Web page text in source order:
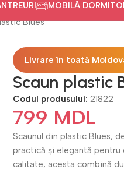
MOBILĂ
Blues
Livrare în toată
Scaun plastic
Codul produsului: 21822
799 MDL
Scaunul din plastic Blues,
practică și elegantă pentru
calitate, acesta combină